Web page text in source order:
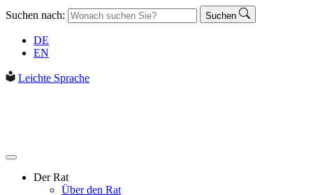
Suchen nach: Suchen
DE
EN
Leichte Sprache
Der Rat
Über den Rat